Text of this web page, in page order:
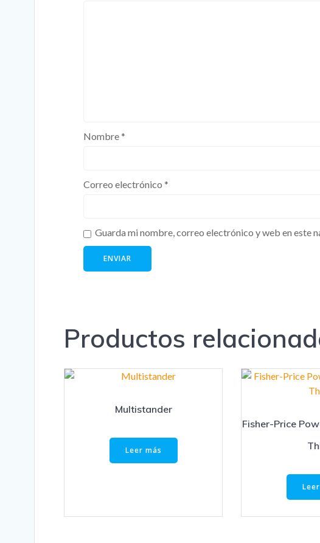
Nombre*
Correo electrónico *
Guarda mi nombre, correo electrónico y web en este
Productos
Multistander
Leer más
Fisher-Price